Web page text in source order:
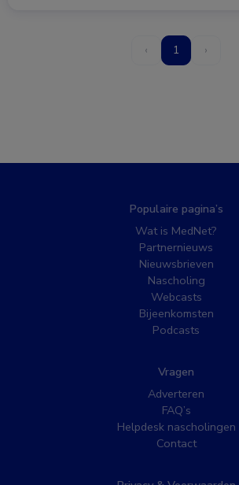
‹ 1 ›
Populaire pagina’s
Wat is MedNet?
Partnernieuws
Nieuwsbrieven
Nascholing
Webcasts
Bijeenkomsten
Podcasts
Vragen
Adverteren
FAQ’s
Helpdesk nascholingen
Contact